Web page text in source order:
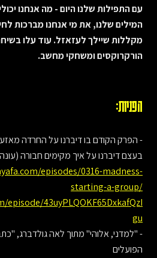
עם התפילות שלנו היום - מה אנחנו
המילים שלנו, את מי אנחנו מברכות
מקללות שיילך לעזאזל. עוד עלו
הורקרוקסים ומשחקי מחשב.
הפניות:
- הפרק הקודם בו דיברנו על החרדה
בעצם דיברנו על איך מקימים חבורה (עונה 3, פרק 16):
episodes/0316-madness-
starting-a-group/
43uyPLQOKF65DxkafQzI
gu
- "למדני, אלוהי" מתוך לאה גולדברג,
הפועלים